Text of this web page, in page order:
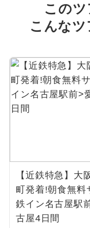
この
こんな
【近鉄特急】大
町発着!朝食無料
鉄イン名古屋駅
古屋4日間